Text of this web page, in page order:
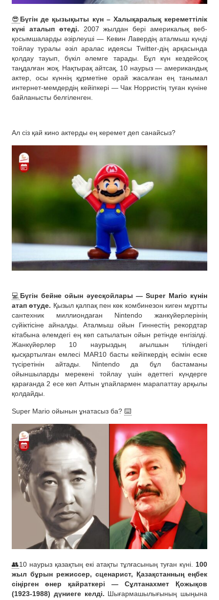
😎 Бүгін де қызықыты күн – Халықаралық кереметтілік
күні аталып өтеді. 2007 жылдан бері америкалық веб-
қосымшаларды әзірлеуші — ​​Кевин Лавердің аталмыш күнді
тойлау туралы әзіл аралас идеясы Twitter-дің арқасында
қолдау тауып, бүкіл әлемге тарады. Бұл күн кездейсоқ
таңдалған жоқ. Нақтырақ айтсақ, 10 наурыз — американдық
актер, осы күннің құрметіне орай жасалған ең танымал
интернет-мемдердің кейіпкері — Чак Норристің туған күніне
байланысты белгіленген.
Ал сіз қай кино актерды ең керемет деп санайсыз?
💻 Бүгін бейне ойын әуесқойлары — Super Mario күнін
атап өтуде. Қызыл қалпақ пен көк комбинезон киген мұртты
сантехник миллиондаған Nintendo жанкүйерлерінің
сүйіктісіне айналды. Аталмыш ойын Гиннестің рекордтар
кітабына әлемдегі ең көп сатылатын ойын ретінде енгізілді.
Жанкүйерлер 10 наурыздың ағылшын тіліндегі
қысқартылған емлесі MAR10 басты кейіпкердің есімін еске
түсіретінін айтады. Nintendo да бұл бастаманы
ойыншыларды мерекені тойлау үшін әдеттегі күндерге
қарағанда 2 есе көп Алтын ұпайлармен марапаттау арқылы
қолдайды.
Super Mario ойынын ұнатасыз ба? ⌨️
👥10 наурыз қазақтың екі атақты тұлғасының туған күні. 100
жыл бұрын режиссер, сценарист, Қазақстанның еңбек
сіңірген өнер қайраткері — Сұлтанахмет Қожықов
(1923-1988) дүниеге келді. Шығармашылығының шыңына